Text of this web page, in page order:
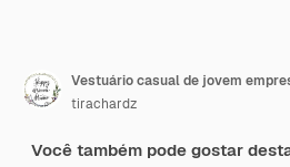
tirachardz
Você também pode gostar